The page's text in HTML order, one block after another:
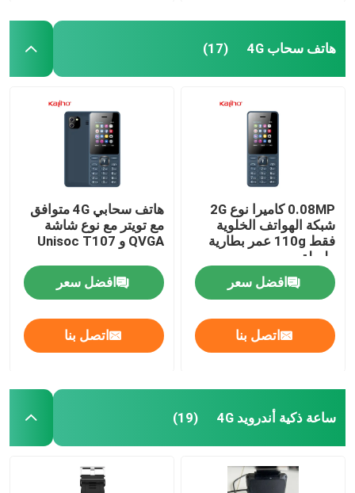
هاتف سحاب 4G (17)
0.08MP كاميرا نوع 2G
شبكة الهواتف الخلوية
فقط 110g عمر بطارية
طويلة
افضل سعر
اتصل بنا
هاتف سحابي 4G متوافق
مع تويتر مع نوع شاشة
QVGA و Unisoc T107
افضل سعر
اتصل بنا
ساعة ذكية أندرويد 4G (19)